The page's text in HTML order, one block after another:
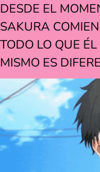
DESDE EL
SAKURA
TODO LO QUE
MISMO ES